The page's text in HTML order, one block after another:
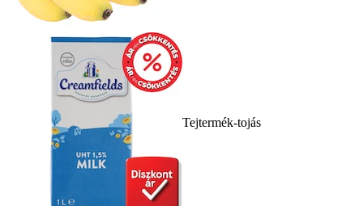
Tejtermék-tojás